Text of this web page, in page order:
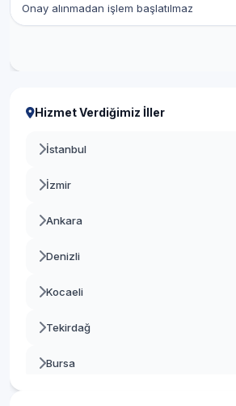
Onay alınmadan işlem başlatılmaz
Hizmet Verdiğimiz İller
İstanbul
İzmir
Ankara
Denizli
Kocaeli
Tekirdağ
Bursa